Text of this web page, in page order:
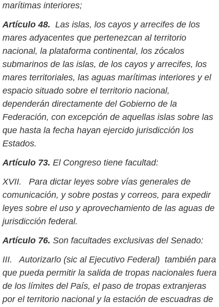
marítimas interiores;
Artículo 48. Las islas, los cayos y arrecifes de los
mares adyacentes que pertenezcan al territorio
nacional, la plataforma continental, los zócalos
submarinos de las islas, de los cayos y arrecifes, los
mares territoriales, las aguas marítimas interiores y el
espacio situado sobre el territorio nacional,
dependerán directamente del Gobierno de la
Federación, con excepción de aquellas islas sobre las
que hasta la fecha hayan ejercido jurisdicción los
Estados.
Artículo 73. El Congreso tiene facultad:
XVII. Para dictar leyes sobre vías generales de
comunicación, y sobre postas y correos, para expedir
leyes sobre el uso y aprovechamiento de las aguas de
jurisdicción federal.
Artículo 76. Son facultades exclusivas del Senado:
III. Autorizarlo (sic al Ejecutivo Federal) también para
que pueda permitir la salida de tropas nacionales fuera
de los límites del País, el paso de tropas extranjeras
por el territorio nacional y la estación de escuadras de